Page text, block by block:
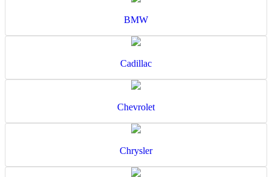
BMW
Cadillac
Chevrolet
Chrysler